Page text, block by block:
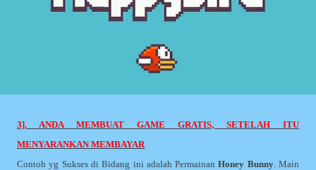
3]. ANDA MEMBUAT GAME GRATIS, SETELAH ITU
MENYARANKAN MEMBAYAR
Contoh yg Sukses di Bidang ini adalah PermainanHoney Bunny. Main